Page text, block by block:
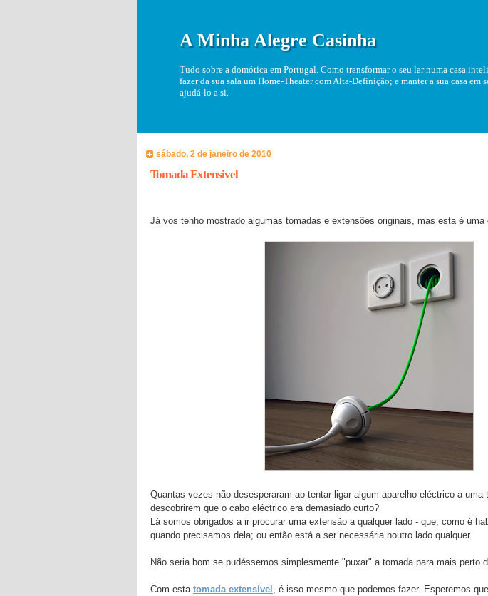
A Minha Alegre Casinha
Tudo sobre a domótica em Portugal. Como transformar o seu lar numa casa
fazer da sua sala um Home-Theater com Alta-Definição; e manter a sua casa
ajudá-lo a si.
sábado, 2 de janeiro de 2010
Tomada Extensivel
Já vos tenho mostrado algumas tomadas e extensões originais, mas esta é uma
Quantas vezes não desesperaram ao tentar ligar algum aparelho eléctrico a uma
descobrirem que o cabo eléctrico era demasiado curto?
Lá somos obrigados a ir procurar uma extensão a qualquer lado - que, como é
quando precisamos dela; ou então está a ser necessária noutro lado qualquer.
Não seria bom se pudéssemos simplesmente "puxar" a tomada para mais perto
Com esta tomada extensível , é isso mesmo que podemos fazer. Esperemos